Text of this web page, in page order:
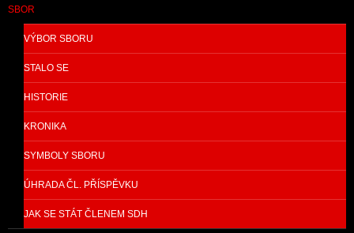
SBOR
VÝBOR SBORU
STALO SE
HISTORIE
KRONIKA
SYMBOLY SBORU
ÚHRADA ČL. PŘÍSPĚVKU
JAK SE STÁT ČLENEM SDH